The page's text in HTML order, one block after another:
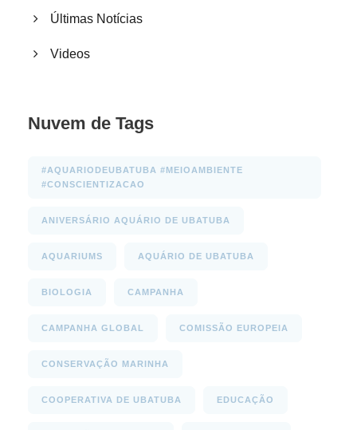
Últimas Notícias
Videos
Nuvem de Tags
#AQUARIODEUBATUBA #MEIOAMBIENTE
#CONSCIENTIZACAO
ANIVERSÁRIO AQUÁRIO DE UBATUBA
AQUARIUMS AQUÁRIO DE UBATUBA
BIOLOGIA CAMPANHA
CAMPANHA GLOBAL COMISSÃO EUROPEIA
CONSERVAÇÃO MARINHA
COOPERATIVA DE UBATUBA EDUCAÇÃO